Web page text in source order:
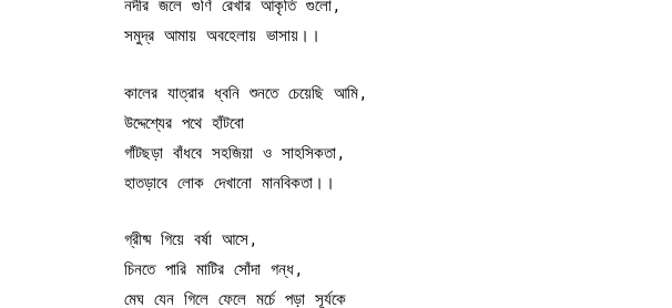
নদীর জলে গুণি রেখার আকৃতি গুলো,
সমুদ্র আমায় অবহেলায় ভাসায়।।
কালের যাত্রার ধ্বনি শুনতে চেয়েছি আমি,
উদ্দেশ্যের পথে হাঁটবো
গাঁটছড়া বাঁধবে সহজিয়া ও সাহসিকতা,
হাতড়াবে লোক দেখানো মানবিকতা।।
গ্রীষ্ম গিয়ে বর্ষা আসে,
চিনতে পারি মাটির সোঁদা গন্ধ,
মেঘ যেন গিলে ফেলে মর্চে পড়া সূর্যকে